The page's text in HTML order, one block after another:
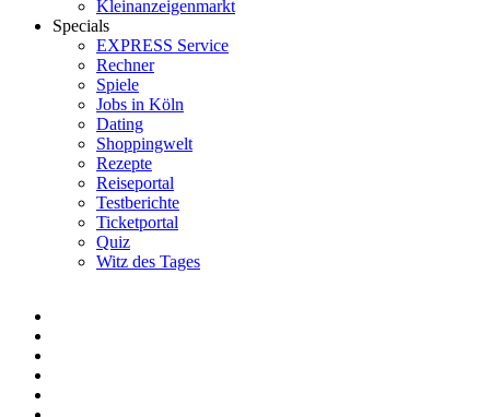
Kleinanzeigenmarkt
Specials
EXPRESS Service
Rechner
Spiele
Jobs in Köln
Dating
Shoppingwelt
Rezepte
Reiseportal
Testberichte
Ticketportal
Quiz
Witz des Tages